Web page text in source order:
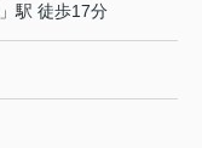
」駅 徒歩17分